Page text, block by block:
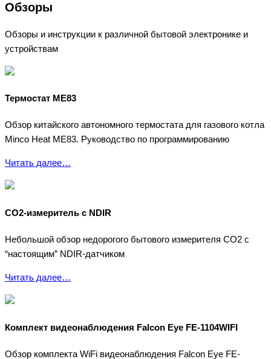
Обзоры
Обзоры и инструкции к различной бытовой электронике и
устройствам
Термостат ME83
Обзор китайского автономного термостата для газового котла
Minco Heat ME83. Руководство по программированию
Читать далее…
CO2-измеритель с NDIR
Небольшой обзор недорогого бытового измерителя CO2 с
“настоящим” NDIR-датчиком
Читать далее…
Комплект видеонаблюдения Falcon Eye FE-1104WIFI
Обзор комплекта WiFi видеонаблюдения Falcon Eye FE-